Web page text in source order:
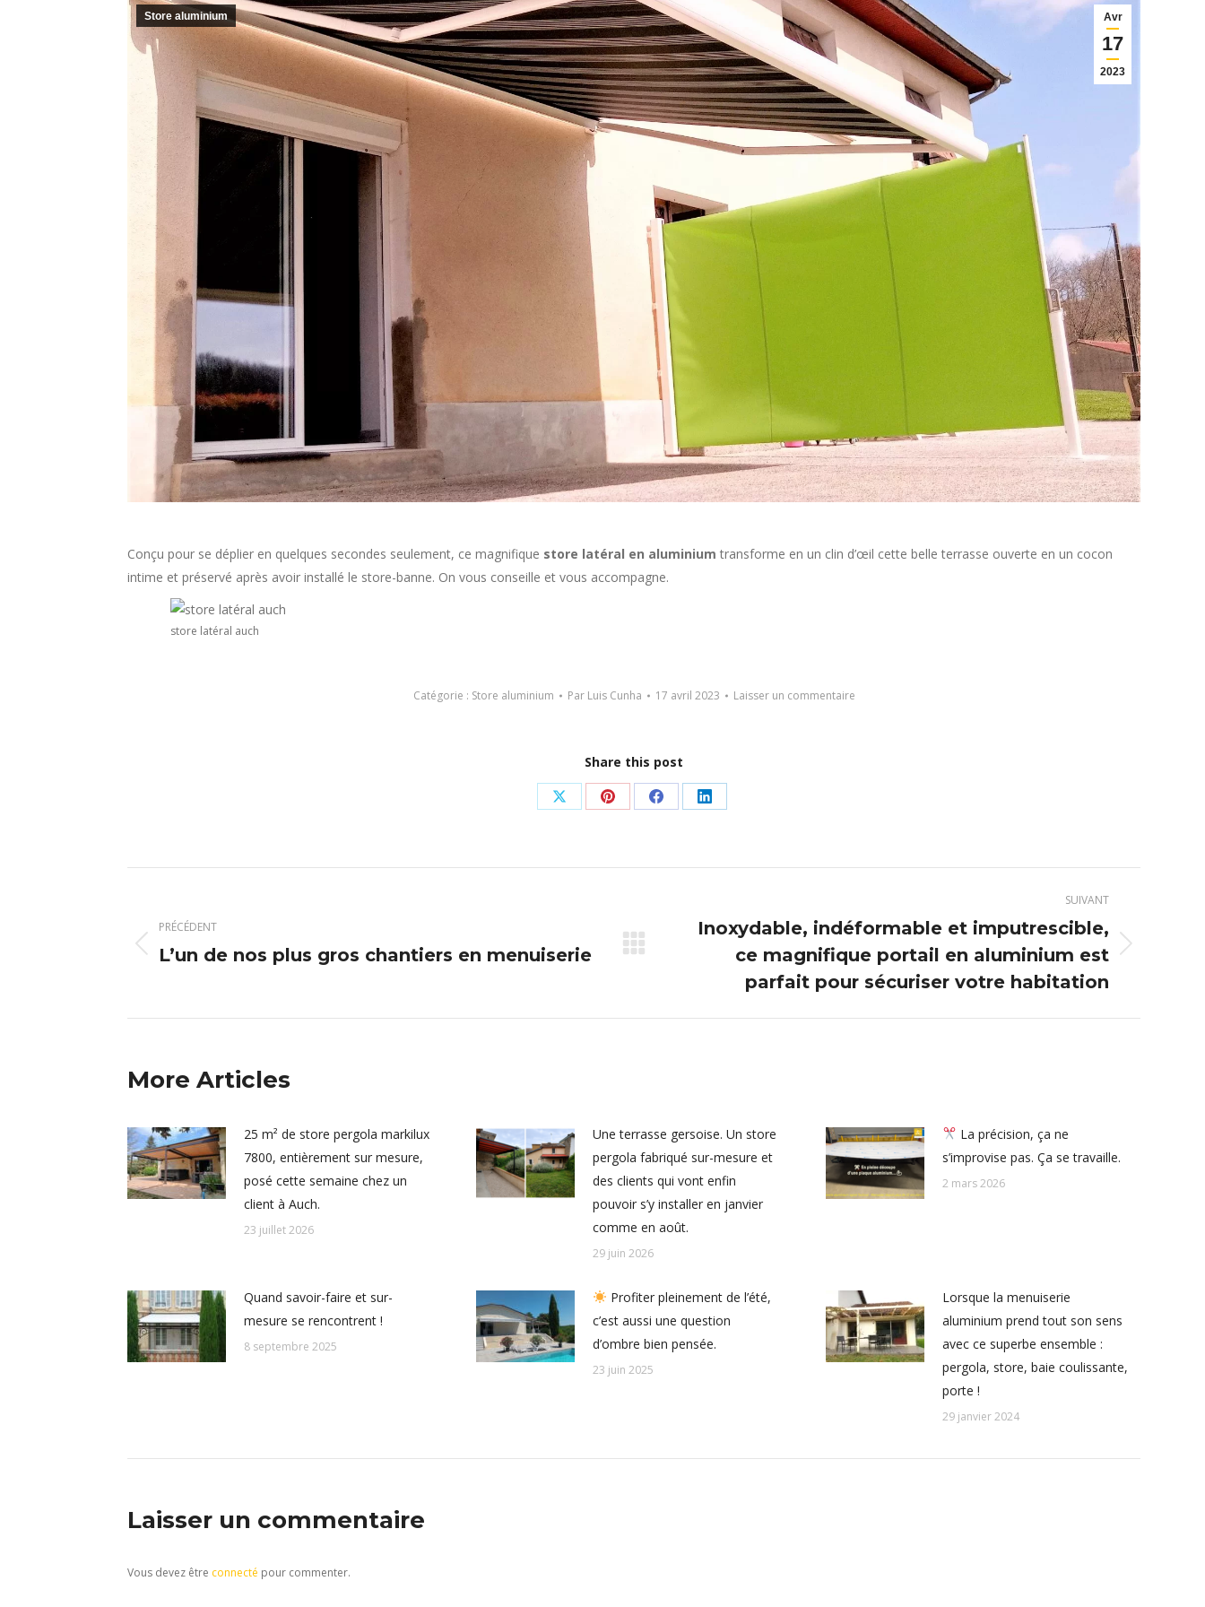
Avr
17
2023
Store aluminium
Conçu pour se déplier en quelques secondes seulement, ce magnifique store latéral en aluminium transforme en un clin d’œil cette belle terrasse ouverte en un cocon
intime et préservé après avoir installé le store-banne. On vous conseille et vous accompagne.
store latéral auch
Catégorie : Store aluminium Par Luis Cunha 17 avril 2023 Laisser un commentaire
Share this post
Partager
X
Partager
Pinterest
Partager
Facebook
Partager
LinkedIn
article
PRÉCÉDENT
Article
L’un de nos plus gros chantiers en menuiserie
SUIVANT
Inoxydable, indéformable et imputrescible,
ce magnifique portail en aluminium est
parfait pour sécuriser votre habitation
More Articles
25 m² de store pergola markilux
7800, entièrement sur mesure,
posé cette semaine chez un
client à Auch.
23 juillet 2026
Une terrasse gersoise. Un store
pergola fabriqué sur-mesure et
des clients qui vont enfin
pouvoir s’y installer en janvier
comme en août.
29 juin 2026
La précision, ça ne
s’improvise pas. Ça se travaille.
2 mars 2026
Quand savoir-faire et sur-
mesure se rencontrent !
8 septembre 2025
Profiter pleinement de l’été,
c’est aussi une question
d’ombre bien pensée.
23 juin 2025
Lorsque la menuiserie
aluminium prend tout son sens
avec ce superbe ensemble :
pergola, store, baie coulissante,
porte !
29 janvier 2024
Laisser un commentaire
Vous devez être connecté pour commenter.